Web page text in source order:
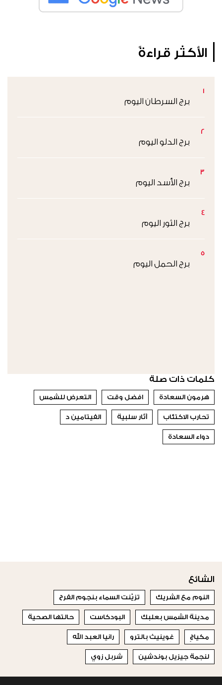
الأكثر قراءةً
1
برج السرطان اليوم
2
برج الدلو اليوم
3
برج الأسد اليوم
4
برج الثور اليوم
5
برج الحمل اليوم
كلمات ذات صلة
هرمون السعادة افضل وقت التعرض للشمس
تحارب الاكتئاب آثار سلبية الفيتامين د
دواء السعادة
الشائع
النوم مع الشريك تزيّنت السماء بنجوم الفرح
مدينة الشمس بعلبك البودكاست حالتها الصحية
مكياجٍ غوينيث بالترو رانيا العبد الله
لنجمة جيزيل بوندشين شربل زوي